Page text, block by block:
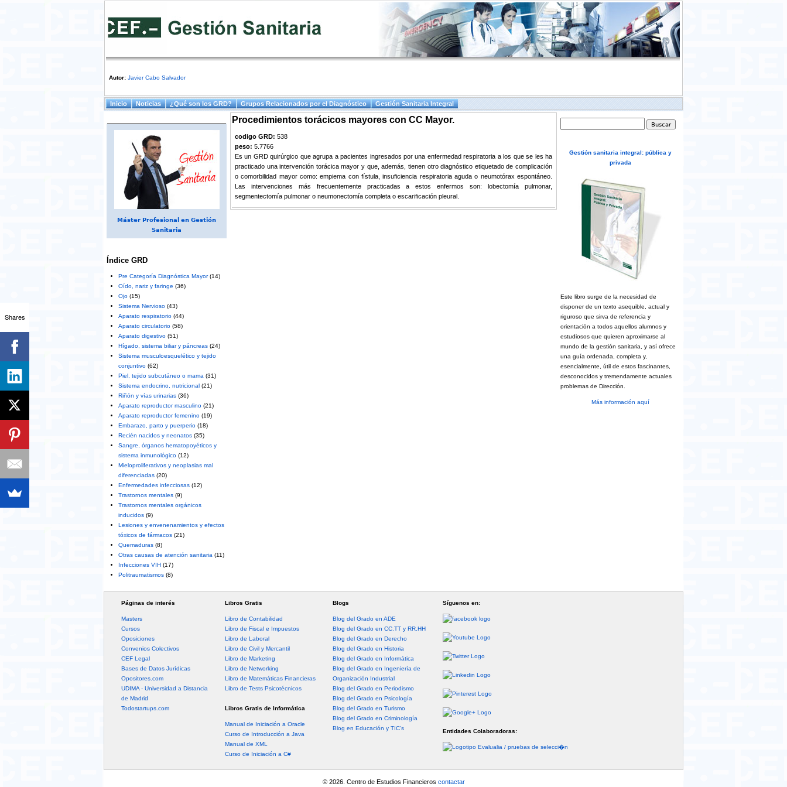
Autor: Javier Cabo Salvador
Procedimientos torácicos mayores con CC Mayor.
codigo GRD: 538
peso: 5.7766
Es un GRD quirúrgico que agrupa a pacientes ingresados por una enfermedad respiratoria a los que se les ha
practicado una intervención torácica mayor y que, además, tienen otro diagnóstico etiquetado de complicación
o comorbilidad mayor como: empiema con fístula, insuficiencia respiratoria aguda o neumotórax espontáneo.
Las intervenciones más frecuentemente practicadas a estos enfermos son: lobectomía pulmonar,
segmentectomía pulmonar o neumonectomía completa o escarificación pleural.
Menú principal
Inicio Noticias ¿Qué son los GRD? Grupos Relacionados por el Diagnóstico Gestión Sanitaria Integral
Máster Profesional en Gestión
Sanitaria
Índice GRD
Pre Categoría Diagnóstica Mayor(14)
Oído, nariz y faringe (36)
Ojo (15)
Sistema Nervioso (43)
Aparato respiratorio (44)
Aparato circulatorio (58)
Aparato digestivo (51)
Hígado, sistema biliar y páncreas (24)
Sistema musculoesquelético y tejido
conjuntivo (62)
Piel, tejido subcutáneo o mama (31)
Sistema endocrino, nutricional (21)
Riñón y vías urinarias (36)
Aparato reproductor masculino (21)
Aparato reproductor femenino (19)
Embarazo, parto y puerperio (18)
Recién nacidos y neonatos (35)
Sangre, órganos hematopoyéticos y
sistema inmunológico (12)
Mieloproliferativos y neoplasias mal
diferenciadas (20)
Enfermedades infecciosas (12)
Trastornos mentales (9)
Trastornos mentales orgánicos
inducidos (9)
Lesiones y envenenamientos y efectos
tóxicos de fármacos (21)
Quemaduras (8)
Otras causas de atención sanitaria (11)
Infecciones VIH (17)
Politraumatismos (8)
Formulario de búsqueda
Gestión sanitaria integral: pública y
privada
Este libro surge de la necesidad de
disponer de un texto asequible, actual y
riguroso que sirva de referencia y
orientación a todos aquellos alumnos y
estudiosos que quieren aproximarse al
mundo de la gestión sanitaria, y así ofrece
una guía ordenada, completa y,
esencialmente, útil de estos fascinantes,
desconocidos y tremendamente actuales
problemas de Dirección.
Más información aquí
Páginas de interés
Masters
Cursos
Oposiciones
Convenios Colectivos
CEF Legal
Bases de Datos Jurídicas
Opositores.com
UDIMA - Universidad a Distancia
de Madrid
Todostartups.com
Libros Gratis
Libro de Contabilidad
Libro de Fiscal e Impuestos
Libro de Laboral
Libro de Civil y Mercantil
Libro de Marketing
Libro de Networking
Libro de Matemáticas Financieras
Libro de Tests Psicotécnicos
Libros Gratis de Informática
Manual de Iniciación a Oracle
Curso de Introducción a Java
Manual de XML
Curso de Iniciación a C#
Blogs
Blog del Grado en ADE
Blog del Grado en CC.TT y RR.HH
Blog del Grado en Derecho
Blog del Grado en Historia
Blog del Grado en Informática
Blog del Grado en Ingeniería de
Organización Industrial
Blog del Grado en Periodismo
Blog del Grado en Psicología
Blog del Grado en Turismo
Blog del Grado en Criminología
Blog en Educación y TIC's
Síguenos en:
Entidades Colaboradoras:
© 2026. Centro de Estudios Financieros contactar
Shares